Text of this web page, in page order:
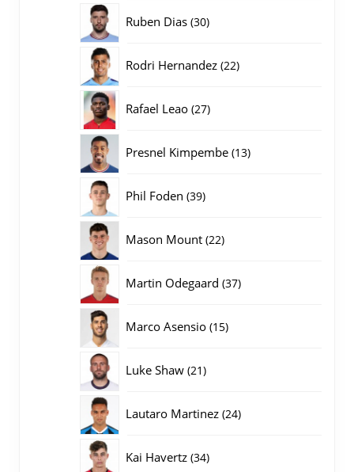
Ruben Dias 3030
Rodri Hernandez 2222
Rafael Leao 2727
Presnel Kimpembe 1313
Phil Foden 3939
Mason Mount 2222
Martin Odegaard 3737
Marco Asensio 1515
Luke Shaw 2121
Lautaro Martinez 2424
Kai Havertz 3434